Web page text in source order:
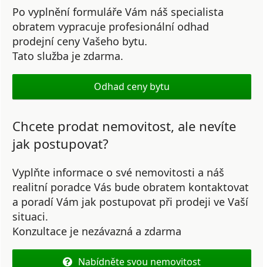
Po vyplnění formuláře Vám náš specialista
obratem vypracuje profesionální odhad
prodejní ceny Vašeho bytu.
Tato služba je zdarma.
Odhad ceny bytu
Chcete prodat nemovitost, ale nevíte
jak postupovat?
Vyplňte informace o své nemovitosti a náš
realitní poradce Vás bude obratem kontaktovat
a poradí Vám jak postupovat při prodeji ve Vaší
situaci.
Konzultace je nezávazná a zdarma
Nabídněte svou nemovitost